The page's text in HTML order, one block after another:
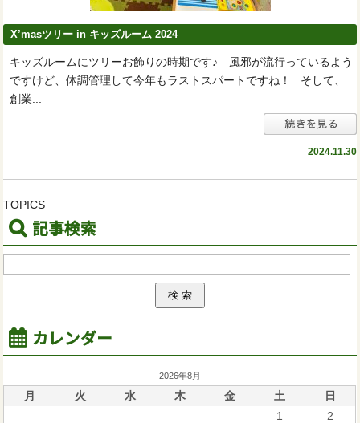
X’masツリー in キッズルーム 2024
キッズルームにツリーお飾りの時期です♪ 風邪が流行っているよう
ですけど、体調管理して今年もラストスパートですね！ そして、
創業...
2024.11.30
TOPICS
記事検索
カレンダー
2026年8月
月 火 水 木 金 土 日
1
2